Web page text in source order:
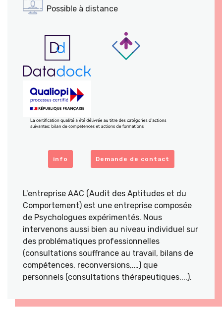
Possible à distance
info Demande de contact
L'entreprise AAC (Audit des Aptitudes et du
Comportement) est une entreprise composée
de Psychologues expérimentés. Nous
intervenons aussi bien au niveau individuel sur
des problématiques professionnelles
(consultations souffrance au travail, bilans de
compétences, reconversions,.…) que
personnels (consultations thérapeutiques,...).